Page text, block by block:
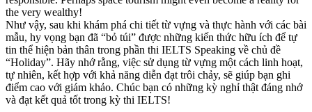
the very wealthy!
Như vậy, sau khi khám phá chi tiết từ vựng và thực hành với các bài
mẫu, hy vọng bạn đã “bỏ túi” được những kiến thức hữu ích để tự
tin thể hiện bản thân trong phần thi IELTS Speaking về chủ đề
“Holiday”. Hãy nhớ rằng, việc sử dụng từ vựng một cách linh hoạt,
tự nhiên, kết hợp với khả năng diễn đạt trôi chảy, sẽ giúp bạn ghi
điểm cao với giám khảo. Chúc bạn có những kỳ nghỉ thật đáng nhớ
và đạt kết quả tốt trong kỳ thi IELTS!